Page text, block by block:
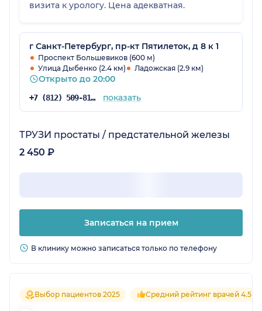
визита к урологу. Цена адекватная.
г Санкт-Петербург, пр-кт Пятилеток, д 8 к 1
Проспект Большевиков (600 м)
Улица Дыбенко (2.4 км)
Ладожская (2.9 км)
Открыто до 20:00
+7 (812) 509-81-98 показать
ТРУЗИ простаты / предстательной железы
2 450 ₽
Записаться на прием
В клинику можно записаться только по телефону
Выбор пациентов 2025 Средний рейтинг врачей 4.5